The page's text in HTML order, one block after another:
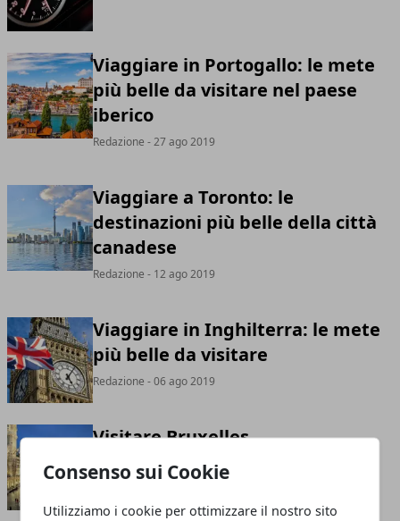
Consenso sui Cookie
Utilizziamo i cookie per ottimizzare il nostro sito
Viaggiare in Portogallo: le mete
più belle da visitare nel paese
iberico
Redazione - 27 ago 2019
Viaggiare a Toronto: le
destinazioni più belle della città
canadese
Redazione - 12 ago 2019
Viaggiare in Inghilterra: le mete
più belle da visitare
Redazione - 06 ago 2019
Visitare Bruxelles
- 09 giu 2019